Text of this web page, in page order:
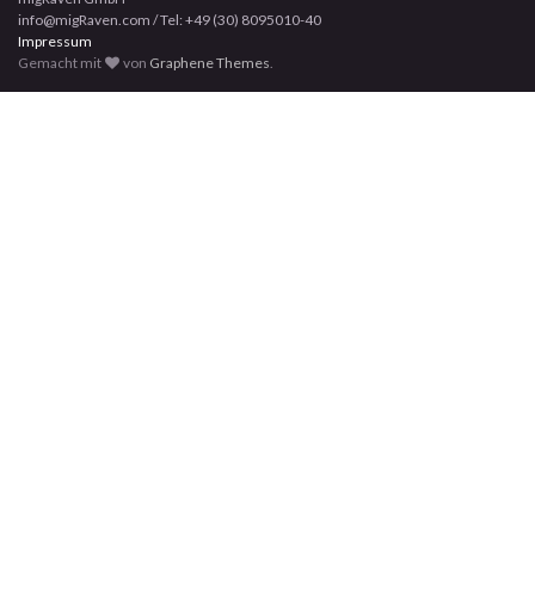
info@migRaven.com / Tel: +49 (30) 8095010-40
Impressum
Gemacht mit
von Graphene Themes